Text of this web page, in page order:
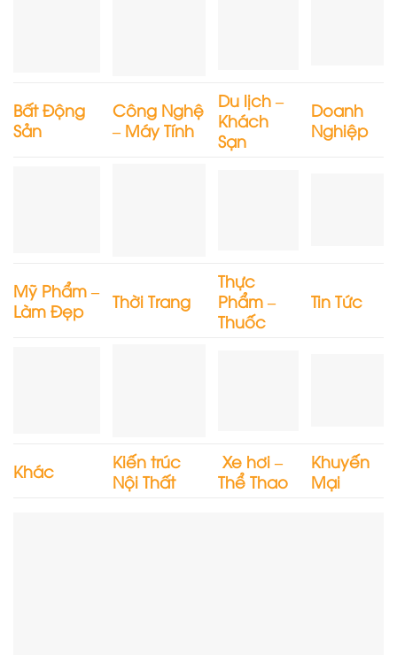
Bất Động
Sản
Công Nghệ
– Máy Tính
Du lịch –
Khách
Sạn
Doanh
Nghiệp
Mỹ Phẩm –
Làm Đẹp
Thời Trang
Thực
Phẩm –
Thuốc
Tin Tức
Khác
Kiến trúc
Nội Thất
Xe hơi –
Thể Thao
Khuyến
Mại